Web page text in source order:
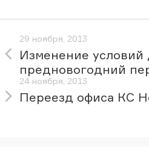
29 ноября, 2013
Изменение условий
предновогодний
24 ноября, 2013
Переезд офиса КС